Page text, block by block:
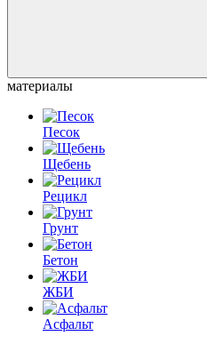
материалы
Песок
Щебень
Рецикл
Грунт
Бетон
ЖБИ
Асфальт